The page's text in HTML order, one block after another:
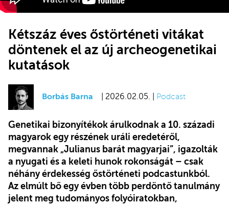
Kétszáz éves őstörténeti vitákat
döntenek el az új archeogenetikai
kutatások
Borbás Barna | 2026.02.05. | Podcast
Genetikai bizonyítékok árulkodnak a 10. századi
magyarok egy részének uráli eredetéről,
megvannak „Julianus barát magyarjai”, igazolták
a nyugati és a keleti hunok rokonságát – csak
néhány érdekesség őstörténeti podcastunkból.
Az elmúlt bő egy évben több perdöntő tanulmány
jelent meg tudományos folyóiratokban,